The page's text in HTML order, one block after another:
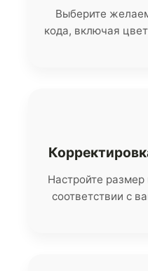
Выберите
кода, включая
Настройте
соответствии с